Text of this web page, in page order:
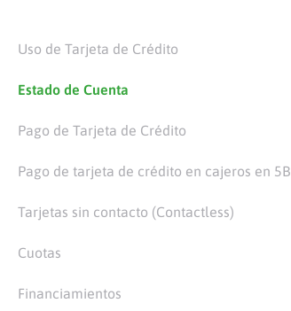
Uso de Tarjeta de Crédito
Estado de Cuenta
Pago de Tarjeta de Crédito
Pago de tarjeta de crédito en cajeros en 5B
Tarjetas sin contacto (Contactless)
Cuotas
Financiamientos